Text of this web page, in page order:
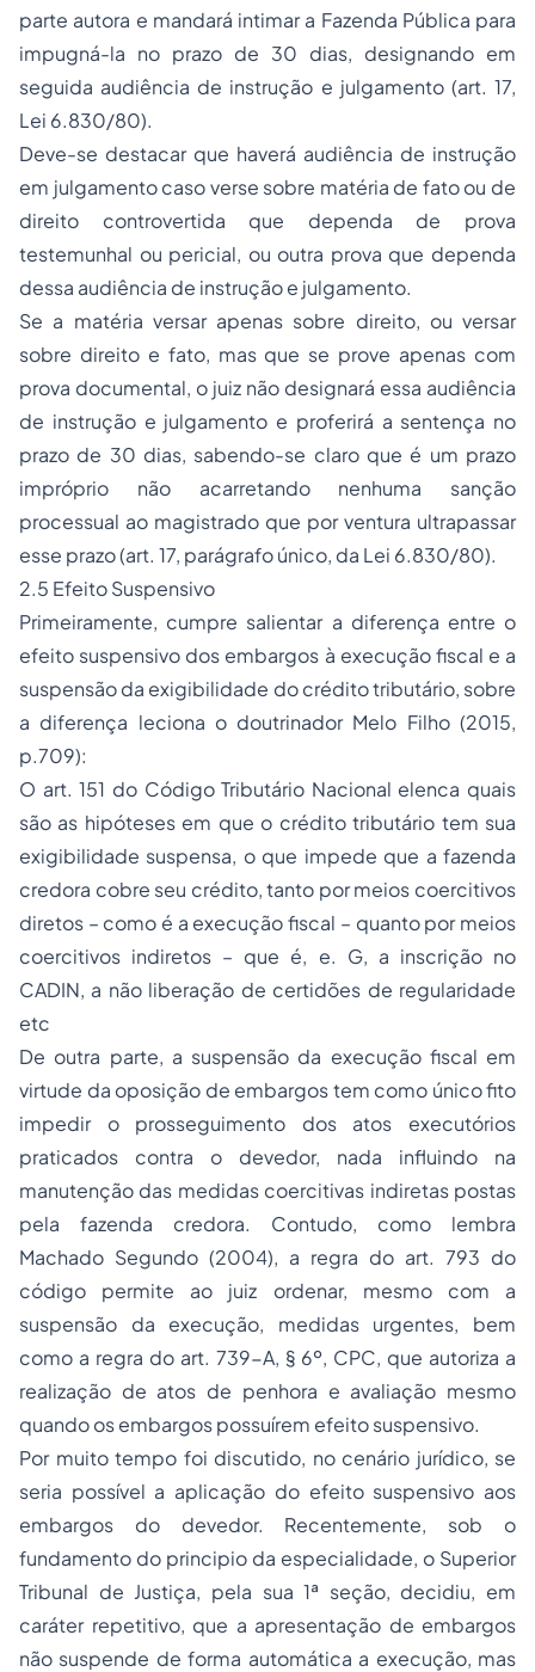
parte autora e mandará intimar a Fazenda Pública para
impugná-la no prazo de 30 dias, designando em
seguida audiência de instrução e julgamento (art. 17,
Lei 6.830/80).
Deve-se destacar que haverá audiência de instrução
em julgamento caso verse sobre matéria de fato ou de
direito controvertida que dependa de prova
testemunhal ou pericial, ou outra prova que dependa
dessa audiência de instrução e julgamento.
Se a matéria versar apenas sobre direito, ou versar
sobre direito e fato, mas que se prove apenas com
prova documental, o juiz não designará essa audiência
de instrução e julgamento e proferirá a sentença no
prazo de 30 dias, sabendo-se claro que é um prazo
impróprio não acarretando nenhuma sanção
processual ao magistrado que por ventura ultrapassar
esse prazo (art. 17, parágrafo único, da Lei 6.830/80).
2.5 Efeito Suspensivo
Primeiramente, cumpre salientar a diferença entre o
efeito suspensivo dos embargos à execução fiscal e a
suspensão da exigibilidade do crédito tributário, sobre
a diferença leciona o doutrinador Melo Filho (2015,
p.709):
O art. 151 do Código Tributário Nacional elenca quais
são as hipóteses em que o crédito tributário tem sua
exigibilidade suspensa, o que impede que a fazenda
credora cobre seu crédito, tanto por meios coercitivos
diretos – como é a execução fiscal – quanto por meios
coercitivos indiretos – que é, e. G, a inscrição no
CADIN, a não liberação de certidões de regularidade
etc
De outra parte, a suspensão da execução fiscal em
virtude da oposição de embargos tem como único fito
impedir o prosseguimento dos atos executórios
praticados contra o devedor, nada influindo na
manutenção das medidas coercitivas indiretas postas
pela fazenda credora. Contudo, como lembra
Machado Segundo (2004), a regra do art. 793 do
código permite ao juiz ordenar, mesmo com a
suspensão da execução, medidas urgentes, bem
como a regra do art. 739-A, § 6º, CPC, que autoriza a
realização de atos de penhora e avaliação mesmo
quando os embargos possuírem efeito suspensivo.
Por muito tempo foi discutido, no cenário jurídico, se
seria possível a aplicação do efeito suspensivo aos
embargos do devedor. Recentemente, sob o
fundamento do principio da especialidade, o Superior
Tribunal de Justiça, pela sua 1ª seção, decidiu, em
caráter repetitivo, que a apresentação de embargos
não suspende de forma automática a execução, mas